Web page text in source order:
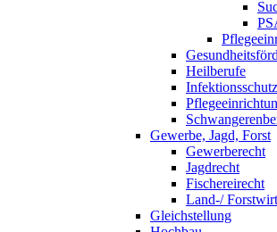
Heilberufe
Gewerbe, Jagd, Forst
Gewerberecht
Jagdrecht
Fischereirecht
Land-/
Gleichstellung